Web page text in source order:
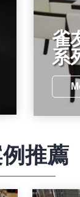
雀
系
推薦